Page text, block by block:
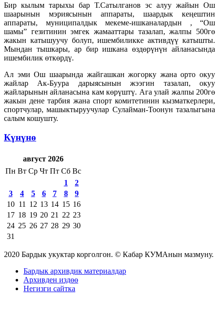
Бир кылым тарыхы бар Т.Сатылганов эс алуу жайын Ош
шаарынын мэриясынын аппараты, шаардык кеңештин
аппараты, муниципалдык мекеме-ишканалардын , “Ош
шамы” гезитинин эмгек жамааттары тазалап, жалпы 500гө
жакын катышуучу болуп, ишембиликке активдүү катышты.
Мындан тышкары, ар бир ишкана өздөрүнүн айланасында
ишембилик өткөрдү.
Ал эми Ош шаарында жайгашкан жогорку жана орто окуу
жайлар Ак-Буура дарыясынын жээгин тазалап, окуу
жайларынын айланасына кам көрүштү. Ага улай жалпы 200гө
жакын дене тарбия жана спорт комитетинин кызматкерлери,
спортчулар, машыктыруучулар Сулайман-Тоонун тазалыгына
салым кошушту.
Күнүнө
август 2026
Пн Вт Ср Чт Пт Сб Вс
1
2
3
4 5 6 7 8
9
10 11 12 13 14 15 16
17 18 19 20 21 22 23
24 25 26 27 28 29 30
31
2020 Бардык укуктар корголгон. © Кабар КУМАнын мазмуну.
Бардык архивдик материалдар
Архивден издөө
Негизги сайтка